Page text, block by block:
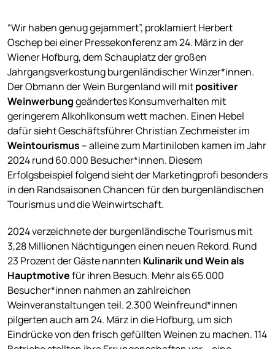
“Wir haben genug gejammert”, proklamiert Herbert
Oschep bei einer Pressekonferenz am 24. März in der
Wiener Hofburg, dem Schauplatz der großen
Jahrgangsverkostung burgenländischer Winzer*innen.
Der Obmann der Wein Burgenland will mitpositiver
Weinwerbunggeändertes Konsumverhalten mit
geringerem Alkohlkonsum wett machen. Einen Hebel
dafür sieht Geschäftsführer Christian Zechmeister im
Weintourismus – alleine zum Martiniloben kamen im Jahr
2024 rund 60.000 Besucher*innen. Diesem
Erfolgsbeispiel folgend sieht der Marketingprofi besonders
in den Randsaisonen Chancen für den burgenländischen
Tourismus und die Weinwirtschaft.
2024 verzeichnete der burgenländische Tourismus mit
3,28 Millionen Nächtigungen einen neuen Rekord. Rund
23 Prozent der Gäste nannten Kulinarik und Wein als
Hauptmotivefür ihren Besuch. Mehr als 65.000
Besucher*innen nahmen an zahlreichen
Weinveranstaltungen teil. 2.300 Weinfreund*innen
pilgerten auch am 24. März in die Hofburg, um sich
Eindrücke von den frisch gefüllten Weinen zu machen. 114